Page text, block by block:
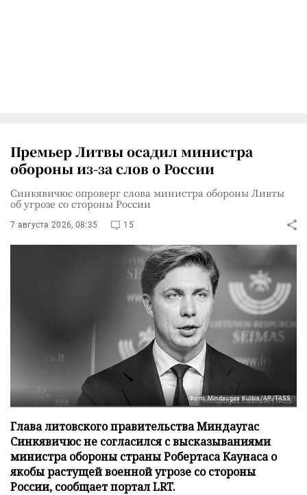
Премьер Литвы осадил министра
обороны из-за слов о России
Синкявичюс опроверг слова министра обороны Ливты
об угрозе со стороны России
7 августа 2026, 08:35 15
Фото: Mindaugas Kulbis/AP/TASS
Глава литовского правительства Миндаугас
Синкявичюс не согласился с высказываниями
министра обороны страны Робертаса Каунаса о
якобы растущей военной угрозе со стороны
России, сообщает портал LRT.